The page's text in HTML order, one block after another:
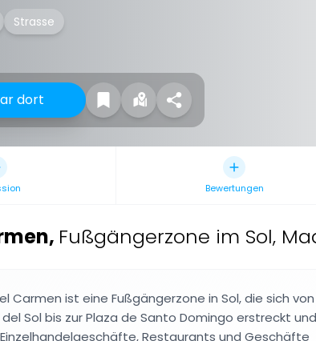
Strasse
dort
Bewertungen
, Fußgängerzone im Sol,
Carmen ist eine Fußgängerzone in Sol, die sich von
Sol bis zur Plaza de Santo Domingo erstreckt und
Restaurants und Geschäfte